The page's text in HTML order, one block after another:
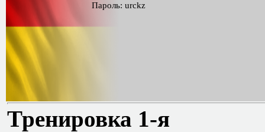
Пароль: urckz
Тренировка 1-я